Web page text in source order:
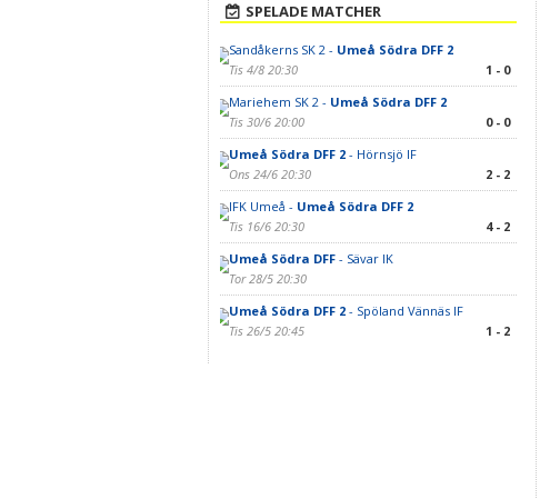
SPELADE MATCHER
Sandåkerns SK 2 - Umeå Södra DFF 2
Tis 4/8 20:30
1 - 0
Mariehem SK 2 - Umeå Södra DFF 2
Tis 30/6 20:00
0 - 0
Umeå Södra DFF 2- Hörnsjö IF
Ons 24/6 20:30
2 - 2
IFK Umeå - Umeå Södra DFF 2
Tis 16/6 20:30
4 - 2
Umeå Södra DFF- Sävar IK
Tor 28/5 20:30
Umeå Södra DFF 2- Spöland Vännäs IF
Tis 26/5 20:45
1 - 2